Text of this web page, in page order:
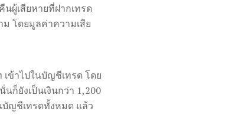
ผู้เสียหายที่ฝากเทรด
ม โดยมูลค่าความเสีย
เข้าไปในบัญชีเทรด โดย
ก็ยังเป็นเงินกว่า 1,200
บัญชีเทรดทั้งหมด แล้ว